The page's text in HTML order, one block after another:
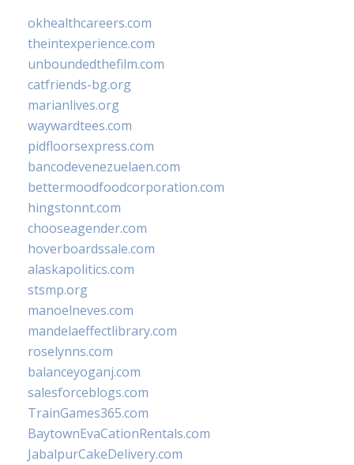
okhealthcareers.com
theintexperience.com
unboundedthefilm.com
catfriends-bg.org
marianlives.org
waywardtees.com
pidfloorsexpress.com
bancodevenezuelaen.com
bettermoodfoodcorporation.com
hingstonnt.com
chooseagender.com
hoverboardssale.com
alaskapolitics.com
stsmp.org
manoelneves.com
mandelaeffectlibrary.com
roselynns.com
balanceyoganj.com
salesforceblogs.com
TrainGames365.com
BaytownEvaCationRentals.com
JabalpurCakeDelivery.com